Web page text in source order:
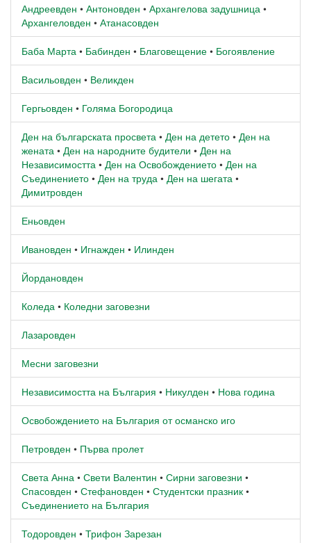
Андреевден • Антоновден • Архангелова задушница •
Архангеловден • Атанасовден
Баба Марта • Бабинден • Благовещение • Богоявление
Васильовден • Великден
Гергьовден • Голяма Богородица
Ден на българската просвета • Ден на детето • Ден на
жената • Ден на народните будители • Ден на
Независимостта • Ден на Освобождението • Ден на
Съединението • Ден на труда • Ден на шегата •
Димитровден
Еньовден
Ивановден • Игнажден • Илинден
Йордановден
Коледа • Коледни заговезни
Лазаровден
Месни заговезни
Независимостта на България • Никулден • Нова година
Освобождението на България от османско иго
Петровден • Първа пролет
Света Анна • Свети Валентин • Сирни заговезни •
Спасовден • Стефановден • Студентски празник •
Съединението на България
Тодоровден • Трифон Зарезан